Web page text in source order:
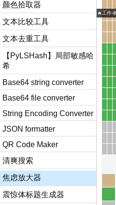
颜色拾取器
文本比较工具
文本去重工具
【PyLSHash】局部敏感哈
希
Base64 string converter
Base64 file converter
String Encoding Converter
JSON formatter
QR Code Maker
清爽搜索
焦虑放大器
震惊体标题生成器